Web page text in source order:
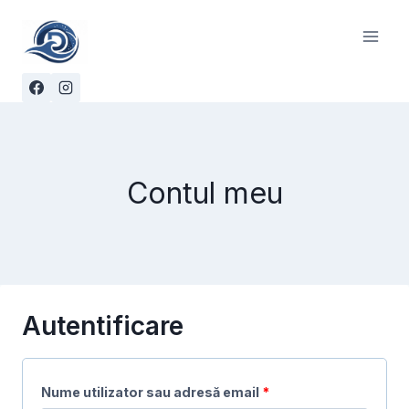
content
Contul meu
Autentificare
Nume utilizator sau adresă email *